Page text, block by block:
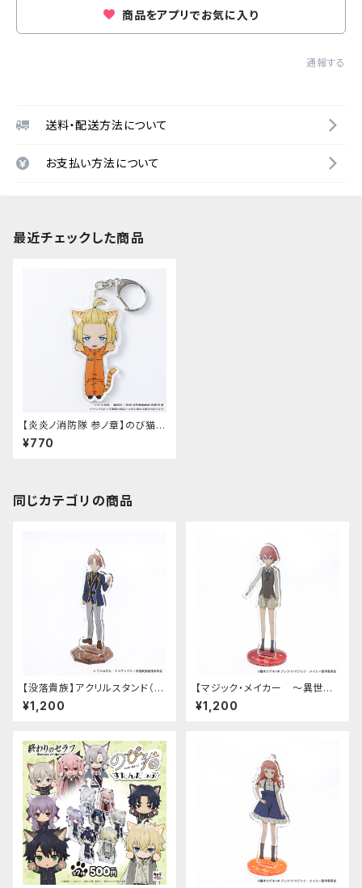
商品をアプリでお気に入り
通報する
送料・配送方法について
お支払い方法について
最近チェックした商品
【炎炎ノ消防隊 参ノ章】のび猫ア
クリルキーホルダー（アーサー・
ボイル）
¥770
同じカテゴリの商品
【没落貴族】アクリルスタンド（リ
アム）
¥1,200
【マジック・メイカー ～異世界
魔法の作り方～】アクリルスタン
ド（シオン）
¥1,200